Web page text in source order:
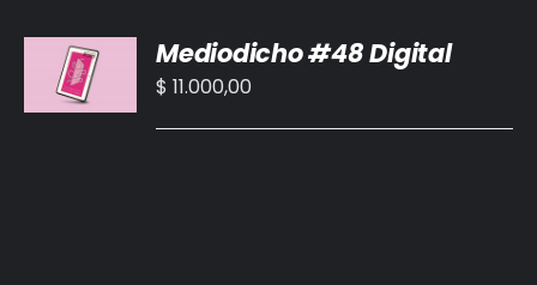
AL
CARRITO
/
Mediodicho #48 Digital
$ 11.000,00